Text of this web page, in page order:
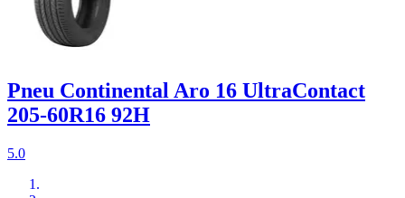
Pneu Continental Aro 16 UltraContact
205-60R16 92H
5.0